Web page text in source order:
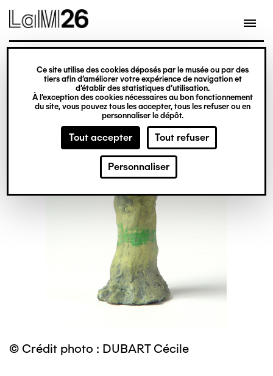
Gestion des cookies
Ce site utilise des cookies déposés par le musée ou par des
tiers afin d’améliorer votre expérience de navigation et
d’établir des statistiques d’utilisation.
À l’exception des cookies nécessaires au bon fonctionnement
du site, vous pouvez tous les accepter, tous les refuser ou en
personnaliser le dépôt.
Tout accepter Tout refuser
Personnaliser
contenu
© Crédit photo : DUBART Cécile